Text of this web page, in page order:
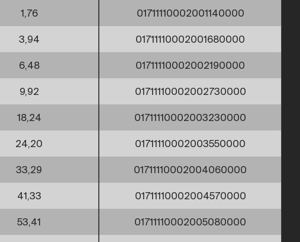
1,76 01711110002001140000
3,94 01711110002001680000
6,48 01711110002002190000
9,92 01711110002002730000
18,24 01711110002003230000
24,20 01711110002003550000
33,29 01711110002004060000
41,33 01711110002004570000
53,41 01711110002005080000